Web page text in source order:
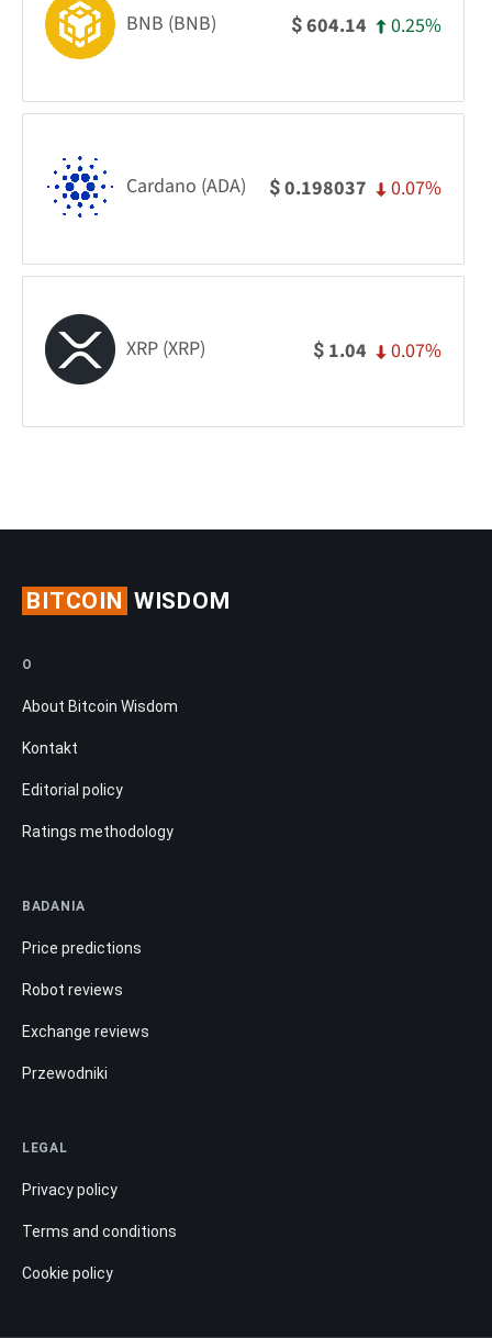
BNB (BNB) $604.14 0.25%
Cardano (ADA) $0.198037 0.07%
XRP (XRP) $ 1.04 0.07%
BITCOIN WISDOM
O
About Bitcoin Wisdom
Kontakt
Editorial policy
Ratings methodology
BADANIA
Price predictions
Robot reviews
Exchange reviews
Przewodniki
LEGAL
Privacy policy
Terms and conditions
Cookie policy